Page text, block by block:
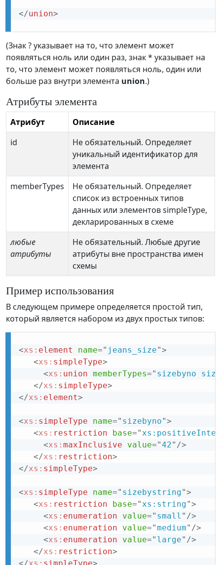
</union>
(Знак ? указывает на то, что элемент может
появляться ноль или один раз, знак * указывает на
то, что элемент может появляться ноль, один или
больше раз внутри элемента union.)
Атрибуты элемента
Атрибут
Описание
id
Не обязательный. Определяет
уникальный идентификатор для
элемента
memberTypes
Не обязательный. Определяет
список из встроенных типов
данных или элементов simpleType,
декларированных в схеме
любые
атрибуты
Не обязательный. Любые другие
атрибуты вне пространства имен
схемы
Пример использования
В следующем примере определяется простой тип,
который является набором из двух простых типов:
<xs: element name=" jeans_size">
<xs: simpleType>
<xs: union memberTypes=" sizebyno
</xs: simpleType>
</xs: element>
<xs: simpleType name=" sizebyno">
<xs: restriction base="
<xs: maxInclusive value="42" />
</xs: restriction>
</xs: simpleType>
<xs: simpleType name=" sizebystring">
<xs: restriction base="xs:string">
<xs: enumeration value=" small " />
<xs: enumeration value="medium" />
<xs: enumeration value=" large" />
</xs: restriction>